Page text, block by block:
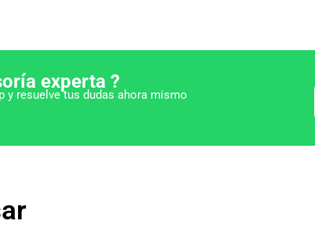
experta ?
y resuelve tus dudas ahora mismo